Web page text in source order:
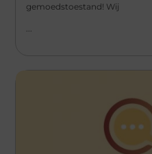
gemoedstoestand! Wij
...